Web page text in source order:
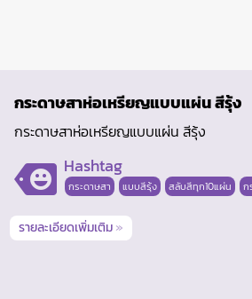
กระดาษสาห่อเหรียญแบบแผ่น สีรุ้ง
กระดาษสาห่อเหรียญแบบแผ่น สีรุ้ง
Hashtag
กระดาษสา แบบสีรุ้ง สลับสีทุก10แผ่น ก
รายละเอียดเพิ่มเติม»